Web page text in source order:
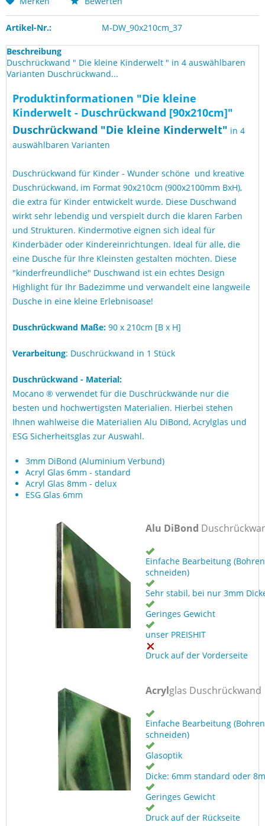
Artikel-Nr.: M-DW_90x210cm_37
Beschreibung
Duschrückwand " Die kleine Kinderwelt " in 4 auswählbaren
Varianten Duschrückwand...
Produktinformationen "Die kleine
Kinderwelt - Duschrückwand [90x210cm]"
Duschrückwand "Die kleine Kinderwelt" in 4
auswählbaren Varianten
Duschrückwand für Kinder - Wunder schöne und kreative
Duschrückwand, im Format 90x210cm (900x2100mm BxH),
die extra für Kinder entwickelt wurde. Diese Duschwand
wirkt sehr lebendig und verspielt durch die klaren Farben
und Strukturen. Kindermotive eignen sich ideal für
Kinderbäder oder Kindereinrichtungen. Ideal für alle, die
eine Dusche für Ihre Kleinsten gestalten möchten. Diese
"kinderfreundliche" Duschwand ist ein echtes Design
Highlight für Ihr Badezimme und verwandelt eine langweile
Dusche in eine kleine Erlebnisoase!
Duschrückwand Maße: 90 x 210cm [B x H]
Verarbeitung: Duschrückwand in 1 Stück
Duschrückwand - Material:
Mocano ® verwendet für die Duschrückwände nur die
besten und hochwertigsten Materialien. Hierbei stehen
Ihnen wahlweise die Materialien Alu DiBond, Acrylglas und
ESG Sicherheitsglas zur Auswahl.
3mm DiBond (Aluminium Verbund)
Acryl Glas 6mm - standard
Acryl Glas 8mm - delux
ESG Glas 6mm
Alu DiBond
Einfache Bearbeitung
schneiden)
Sehr stabil, bei nur 3mm
Geringes Gewicht
unser PREISHIT
Druck auf der Vorderseite
Acrylglas Duschrückwand
Einfache Bearbeitung
schneiden)
Glasoptik
Dicke: 6mm standard oder
Geringes Gewicht
Druck auf der Rückseite